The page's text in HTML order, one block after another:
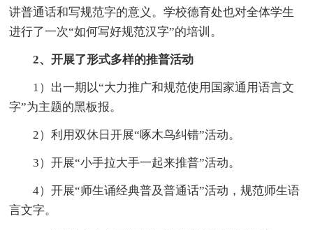
讲普通话和写规范字的意义。学校德育处也对全体学生
进行了一次“如何写好规范汉字”的培训。
2、开展了形式多样的推普活动
1）出一期以“大力推广和规范使用国家通用语言文
字”为主题的黑板报。
2）利用双休日开展“啄木鸟纠错”活动。
3）开展“小手拉大手一起来推普”活动。
4）开展“师生诵经典普及普通话”活动，规范师生语
言文字。